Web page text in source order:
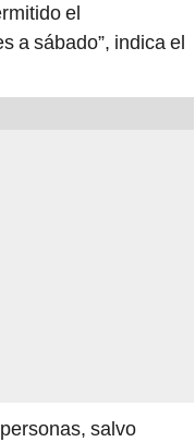
el
a sábado”, indica el
salvo